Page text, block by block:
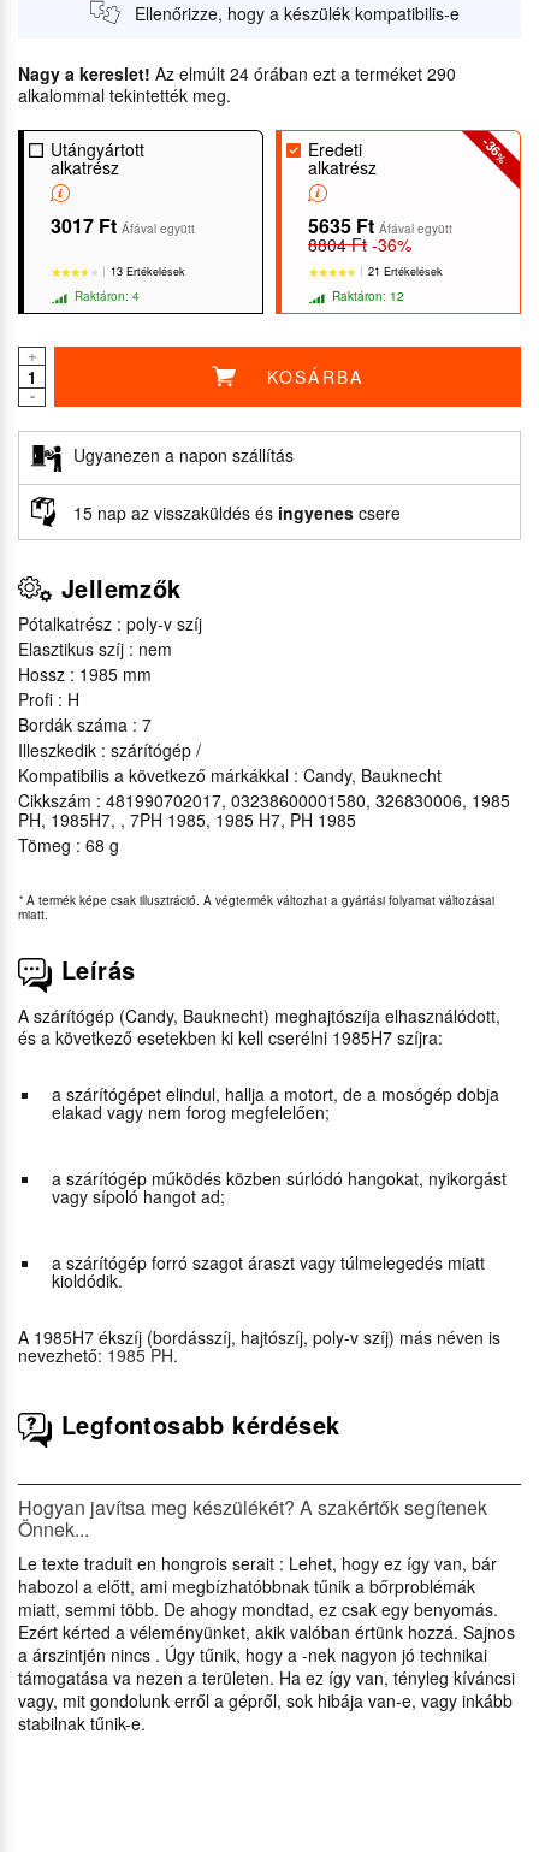
Ellenőrizze, hogy a készülék kompatibilis-e
Nagy a kereslet! Az elmúlt 24 órában ezt a terméket 290
alkalommal tekintették meg.
Utángyártott
alkatrész
3017 Ft Áfával együtt
13 Ertékelések
Raktáron: 4
-36
%
Eredeti
alkatrész
5635 Ft Áfával együtt
8804 Ft -36%
21 Ertékelések
Raktáron: 12
+
-
KOSÁRBA
Ugyanezen a napon szállítás
15 nap az visszaküldés és ingyenes csere
Jellemzők
Pótalkatrész : poly-v szíj
Elasztikus szíj : nem
Hossz : 1985 mm
Profi : H
Bordák száma : 7
Illeszkedik : szárítógép /
Kompatibilis a következő márkákkal : Candy, Bauknecht
Cikkszám : 481990702017, 03238600001580, 326830006, 1985
PH, 1985H7, , 7PH 1985, 1985 H7, PH 1985
Tömeg : 68 g
* A termék képe csak illusztráció. A végtermék változhat a gyártási folyamat változásai
miatt.
Leírás
A szárítógép (Candy, Bauknecht) meghajtószíja elhasználódott,
és a következő esetekben ki kell cserélni 1985H7 szíjra:
a szárítógépet elindul, hallja a motort, de a mosógép dobja
elakad vagy nem forog megfelelően;
a szárítógép működés közben súrlódó hangokat, nyikorgást
vagy sípoló hangot ad;
a szárítógép forró szagot áraszt vagy túlmelegedés miatt
kioldódik.
A 1985H7 ékszíj (bordásszíj, hajtószíj, poly-v szíj) más néven is
nevezhető: 1985 PH.
Legfontosabb kérdések
Hogyan javítsa meg készülékét? A szakértők segítenek
Önnek...
Le texte traduit en hongrois serait : Lehet, hogy ez így van, bár
habozol a előtt, ami megbízhatóbbnak tűnik a bőrproblémák
miatt, semmi több. De ahogy mondtad, ez csak egy benyomás.
Ezért kérted a véleményünket, akik valóban értünk hozzá. Sajnos
a árszintjén nincs . Úgy tűnik, hogy a -nek nagyon jó technikai
támogatása va nezen a területen. Ha ez így van, tényleg kíváncsi
vagy, mit gondolunk erről a gépről, sok hibája van-e, vagy inkább
stabilnak tűnik-e.